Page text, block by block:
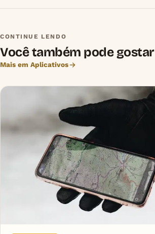
CONTINUE LENDO
Você também pode gostar
Mais em Aplicativos